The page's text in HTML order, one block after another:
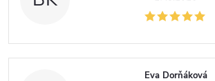
Eva Dorňáková